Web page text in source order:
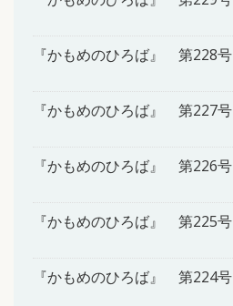
『かもめのひろば』 第228号
『かもめのひろば』 第227号
『かもめのひろば』 第226号
『かもめのひろば』 第225号
『かもめのひろば』 第224号